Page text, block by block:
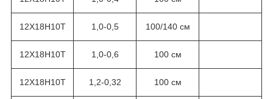
12Х18Н10Т 1,0-0,5 100/140 см
12Х18Н10Т 1,0-0,6 100 см
12Х18Н10Т 1,2-0,32 100 см